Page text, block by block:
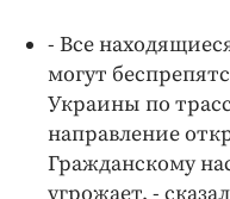
- Все
могут
Украины по
направление
Гражданскому
угрожает, -